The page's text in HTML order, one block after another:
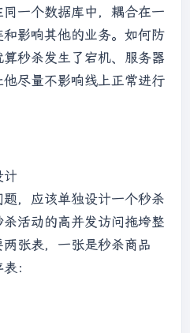
一个数据库中，耦合在一
影响其他的业务。如何防
秒杀发生了宕机、服务器
尽量不影响线上正常进行
计
，应该单独设计一个秒杀
活动的高并发访问拖垮整
张表，一张是秒杀商品
：